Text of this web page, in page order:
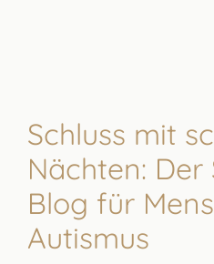
Schluss mit
Nächten: Der
Blog für
Autismus